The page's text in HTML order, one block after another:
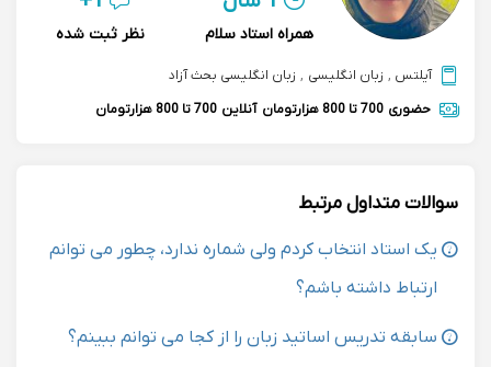
همراه استاد سلام نظر ثبت شده
آیلتس , زبان انگلیسی , زبان انگلیسی بحث آزاد
حضوری 700 تا 800 هزارتومان آنلاین 700 تا 800 هزارتومان
سوالات متداول مرتبط
یک استاد انتخاب کردم ولی شماره ندارد، چطور می توانم
ارتباط داشته باشم؟
سابقه تدریس اساتید زبان را از کجا می توانم ببینم؟